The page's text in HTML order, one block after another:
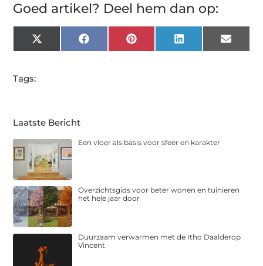
Goed artikel? Deel hem dan op:
X
(Twitter)
FacebookPinterest LinkedIn Email
Tags:
Laatste Bericht
Een vloer als basis voor sfeer en karakter
Overzichtsgids voor beter wonen en tuinieren
het hele jaar door
Duurzaam verwarmen met de Itho Daalderop
Vincent